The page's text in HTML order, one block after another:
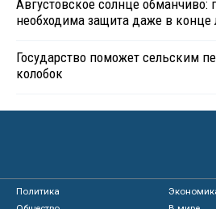
Августовское солнце обманчиво:
необходима защита даже в конце
Государство поможет сельским
колобок
Политика